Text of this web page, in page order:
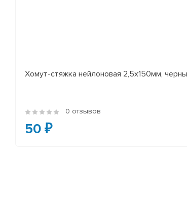
Хомут-стяжка нейлоновая 2,5х150мм,
0 отзывов
50 ₽